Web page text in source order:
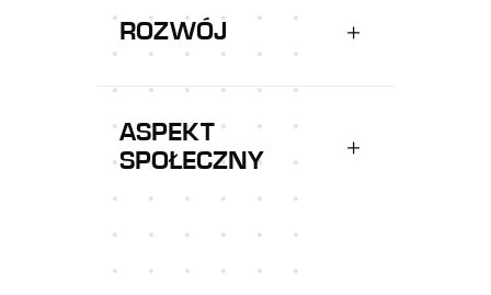
ROZWÓJ
ASPEKT
SPOŁECZNY